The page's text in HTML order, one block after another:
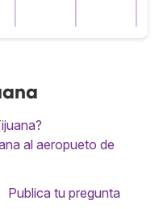
al aeropueto de
Publica tu pregunta